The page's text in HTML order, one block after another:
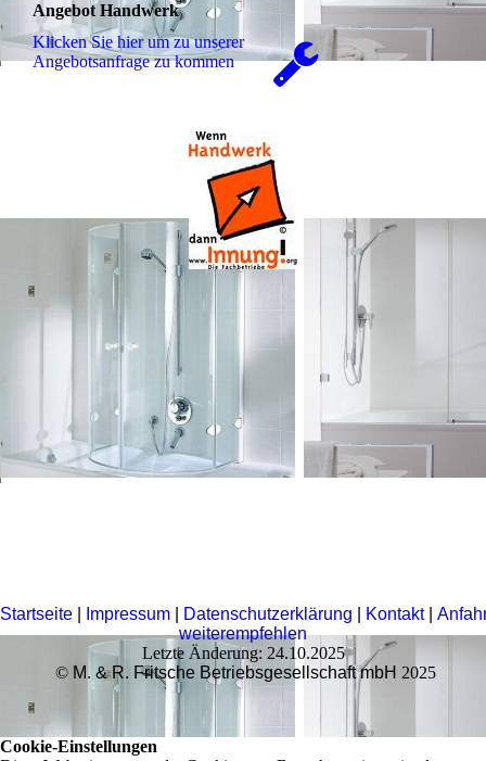
Angebot Handwerk
Klicken Sie hier um zu unserer
An­ge­bots­an­fra­ge zu kommen
Startseite Impressum Datenschutzerklärung Kontakt|
weiterempfehlen
Letzte Änderung: 24.10.2025
© M. & R. Fritsche Betriebsgesellschaft mbH 2025
Cookie-Einstellungen